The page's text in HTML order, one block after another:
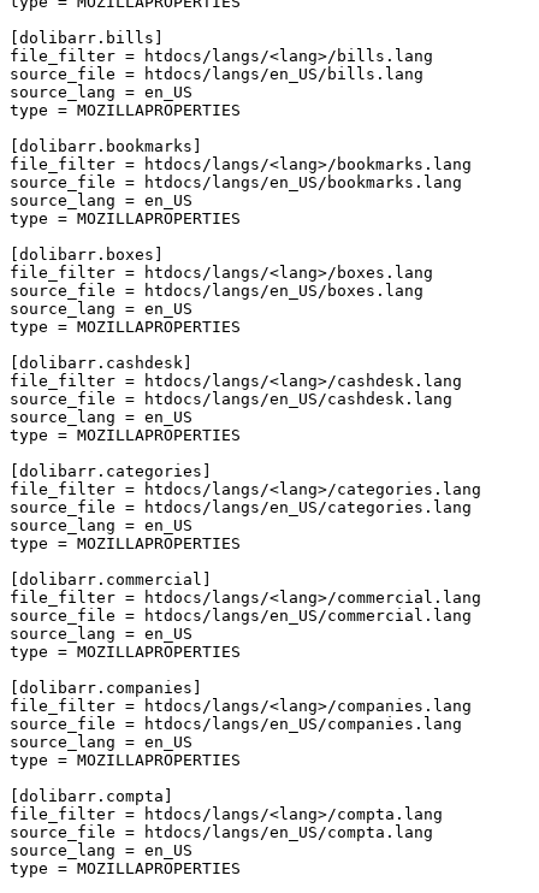
[dolibarr.bills]
file_filter =
htdocs/langs/<lang>/bills.lang
source_file =
htdocs/langs/en_US/bills.lang
source_lang = en_US
type = MOZILLAPROPERTIES
[dolibarr.bookmarks]
file_filter =
htdocs/langs/<lang>/bookmarks.lang
source_file =
htdocs/langs/en_US/bookmarks.lang
source_lang = en_US
type = MOZILLAPROPERTIES
[dolibarr.boxes]
file_filter =
htdocs/langs/<lang>/boxes.lang
source_file =
htdocs/langs/en_US/boxes.lang
source_lang = en_US
type = MOZILLAPROPERTIES
[dolibarr.cashdesk]
file_filter =
htdocs/langs/<lang>/cashdesk.lang
source_file =
htdocs/langs/en_US/cashdesk.lang
source_lang = en_US
type = MOZILLAPROPERTIES
[dolibarr.categories]
file_filter =
htdocs/langs/<lang>/categories.lang
source_file =
htdocs/langs/en_US/categories.lang
source_lang = en_US
type = MOZILLAPROPERTIES
[dolibarr.commercial]
file_filter =
htdocs/langs/<lang>/commercial.lang
source_file =
htdocs/langs/en_US/commercial.lang
source_lang = en_US
type = MOZILLAPROPERTIES
[dolibarr.companies]
file_filter =
htdocs/langs/<lang>/companies.lang
source_file =
htdocs/langs/en_US/companies.lang
source_lang = en_US
type = MOZILLAPROPERTIES
[dolibarr.compta]
file_filter =
htdocs/langs/<lang>/compta.lang
source_file =
htdocs/langs/en_US/compta.lang
source_lang = en_US
type = MOZILLAPROPERTIES